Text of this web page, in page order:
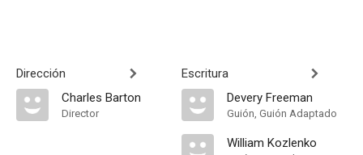
Dirección
Charles Barton
Director
Escritura
Devery Freeman
Guión, Guión Adaptado
William Kozlenko